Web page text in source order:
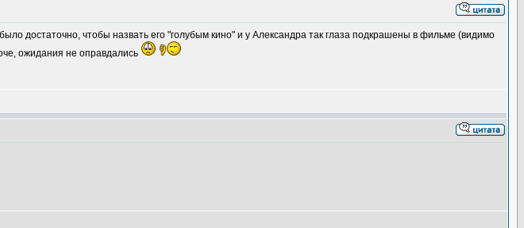
достаточно, чтобы назвать его "голубым кино" и у Александра так глаза подкрашены в фильме (видимо
ожидания не оправдались